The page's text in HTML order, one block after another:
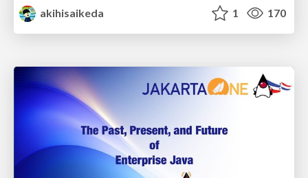
akihisaikeda
1 170